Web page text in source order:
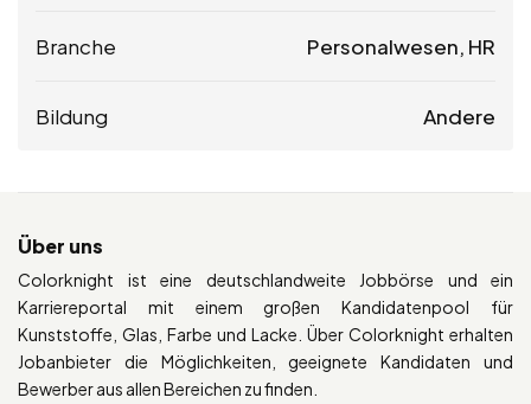
Branche Personalwesen, HR
Bildung Andere
Über uns
Colorknight ist eine deutschlandweite Jobbörse und ein
Karriereportal mit einem großen Kandidatenpool für
Kunststoffe, Glas, Farbe und Lacke. Über Colorknight erhalten
Jobanbieter die Möglichkeiten, geeignete Kandidaten und
Bewerber aus allen Bereichen zu finden.